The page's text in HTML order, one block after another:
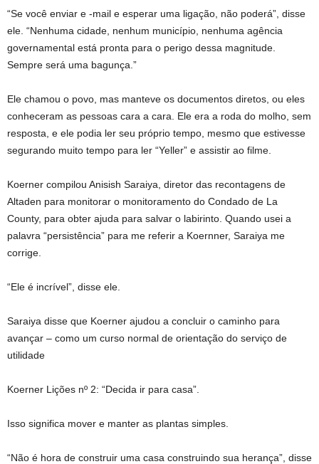
“Se você enviar e -mail e esperar uma ligação, não poderá”, disse
ele. “Nenhuma cidade, nenhum município, nenhuma agência
governamental está pronta para o perigo dessa magnitude.
Sempre será uma bagunça.”
Ele chamou o povo, mas manteve os documentos diretos, ou eles
conheceram as pessoas cara a cara. Ele era a roda do molho, sem
resposta, e ele podia ler seu próprio tempo, mesmo que estivesse
segurando muito tempo para ler “Yeller” e assistir ao filme.
Koerner compilou Anisish Saraiya, diretor das recontagens de
Altaden para monitorar o monitoramento do Condado de La
County, para obter ajuda para salvar o labirinto. Quando usei a
palavra “persistência” para me referir a Koernner, Saraiya me
corrige.
“Ele é incrível”, disse ele.
Saraiya disse que Koerner ajudou a concluir o caminho para
avançar – como um curso normal de orientação do serviço de
utilidade
Koerner Lições nº 2: “Decida ir para casa”.
Isso significa mover e manter as plantas simples.
“Não é hora de construir uma casa construindo sua herança”, disse